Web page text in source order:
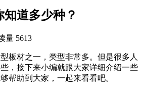
道多少种？
量 5613
板材之一，类型非常多。但是很多人
，接下来小编就跟大家详细介绍一些
帮助到大家，一起来看看吧。